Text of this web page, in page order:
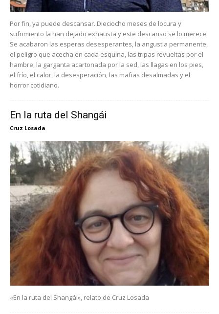
Por fin, ya puede descansar. Dieciocho meses de locura y
sufrimiento la han dejado exhausta y este descanso se lo merece.
Se acabaron las esperas desesperantes, la angustia permanente,
el peligro que acecha en cada esquina, las tripas revueltas por el
hambre, la garganta acartonada por la sed, las llagas en los pies,
el frío, el calor, la desesperación, las mafias desalmadas y el
horror cotidiano.
En la ruta del Shangái
Cruz Losada
«En la ruta del Shangái», relato de Cruz Losada